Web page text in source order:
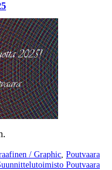
/ Graphic Poutvaara
Poutvaara